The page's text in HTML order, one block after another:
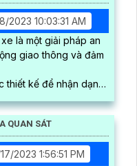
2023 10:03:31 AM
là một giải pháp an
giao thông và đảm
thiết kế để nhận dạng
QUAN SÁT
2023 1:56:51 PM